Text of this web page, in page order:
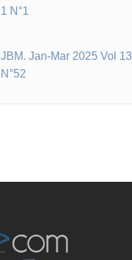
1 N°1
JBM. Jan-Mar 2025 Vol 13
N°52